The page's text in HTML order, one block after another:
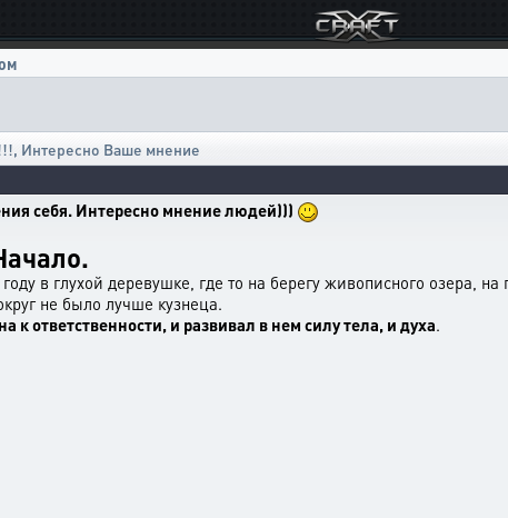
, Интересно Ваше мнение
себя. Интересно мнение людей)))
в глухой деревушке, где то на берегу живописного озера,
не было лучше кузнеца.
к ответственности, и развивал в нем силу тела, и духа.